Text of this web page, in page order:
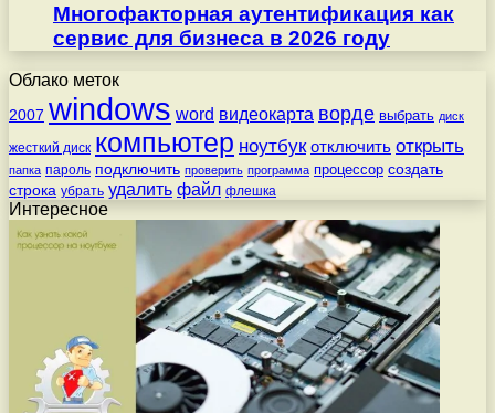
Многофакторная аутентификация как
сервис для бизнеса в 2026 году
Облако меток
2007 windows word видеокарта ворде выбрать диск
жесткий диск компьютер ноутбук отключить открыть
папка пароль подключить проверить программа процессор создать
строка убрать удалить файл флешка
Интересное